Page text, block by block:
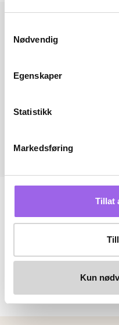
Nødvendig
Egenskaper
Statistikk
Markedsføring
Tillat
Kun